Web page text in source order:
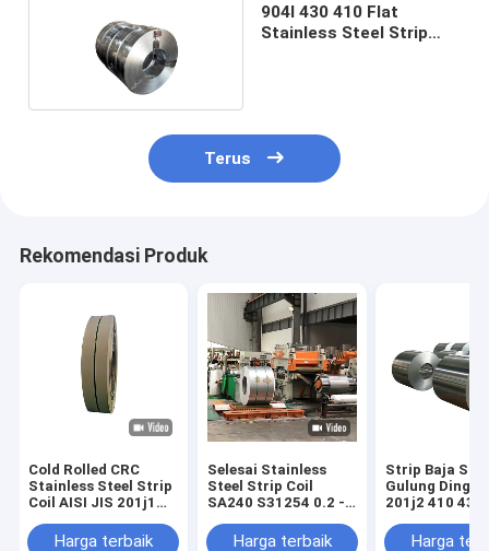
904l 430 410 Flat
Stainless Steel Strip
Terus
Rekomendasi Produk
Cold Rolled CRC
Stainless Steel Strip
Coil AISI JIS 201j1
Selesai Dipoles
Harga terbaik
Selesai Stainless
Steel Strip Coil
SA240 S31254 0.2 -
Harga terbaik
Strip Baja
Gulung Dingin
201j2 410 430
0.8mm 1mm
Harga